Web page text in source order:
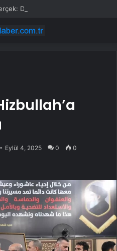
Eylül 4, 2025 0 0